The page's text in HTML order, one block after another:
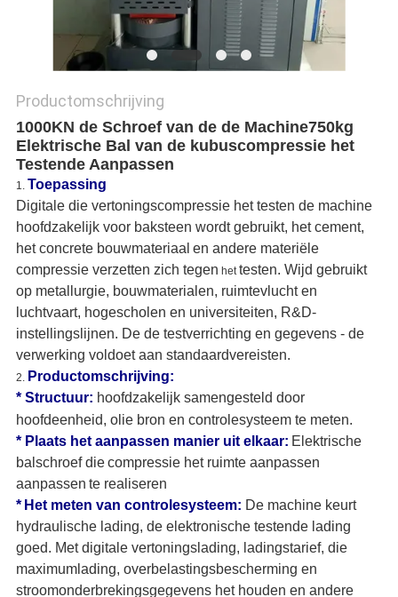
Productomschrijving
1000KN de Schroef van de de Machine750kg
Elektrische Bal van de kubuscompressie het
Testende Aanpassen
1. Toepassing
Digitale die vertoningscompressie het testen de machine
hoofdzakelijk voor baksteen wordt gebruikt, het cement,
het concrete bouwmateriaal en andere materiële
compressie verzetten zich tegen hettesten. Wijd gebruikt
op metallurgie, bouwmaterialen, ruimtevlucht en
luchtvaart, hogescholen en universiteiten, R&D-
instellingslijnen. De de testverrichting en gegevens - de
verwerking voldoet aan standaardvereisten.
2. Productomschrijving:
*Structuur: hoofdzakelijk samengesteld door
hoofdeenheid, olie bron en controlesysteem te meten.
*Plaats het aanpassen manier uit elkaar: Elektrische
balschroef diecompressie het ruimte aanpassen
aanpassen te realiseren
* Het meten van controlesysteem: De machine keurt
hydraulische lading, de elektronische testende lading
goed. Met digitale vertoningslading, ladingstarief, die
maximumlading, overbelastingsbescherming en
stroomonderbrekingsgegevens het houden en andere